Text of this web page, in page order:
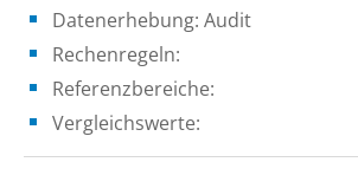
Datenerhebung: Audit
Rechenregeln:
Referenzbereiche:
Vergleichswerte: